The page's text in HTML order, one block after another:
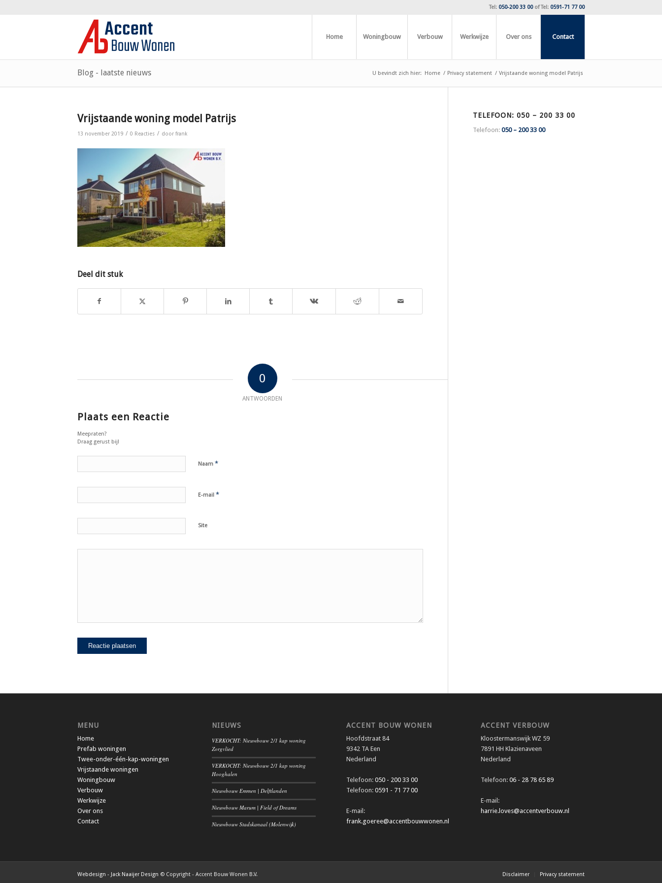
Tel: 050-200 33 00ofTel: 0591-71 77 00
Home Woningbouw Verbouw Werkwijze Over ons Contact
Blog - laatste nieuws U bevindt zich hier: Home / Privacy statement / Vrijstaande woning model Patrijs
Vrijstaande woning model Patrijs
13 november 2019 / 0 Reacties / door frank
Deel dit stuk
0
ANTWOORDEN
Plaats een Reactie
Meepraten?
Draag gerust bij!
Naam *
E-mail *
Site
TELEFOON: 050 – 200 33 00
Telefoon:050 – 200 33 00
MENU
Home
Prefab woningen
Twee-onder-één-kap-woningen
Vrijstaande woningen
Woningbouw
Verbouw
Werkwijze
Over ons
Contact
NIEUWS
VERKOCHT: Nieuwbouw 2/1 kap woning
Zorgvlied
VERKOCHT: Nieuwbouw 2/1 kap woning
Hooghalen
Nieuwbouw Emmen | Delftlanden
Nieuwbouw Marum | Field of Dreams
Nieuwbouw Stadskanaal (Molenwijk)
ACCENT BOUW WONEN
Hoofdstraat 84
9342 TA Een
Nederland
Telefoon: 050 - 200 33 00
Telefoon: 0591 - 71 77 00
E-mail:
frank.goeree@accentbouwwonen.nl
ACCENT VERBOUW
Kloostermanswijk WZ 59
7891 HH Klazienaveen
Nederland
Telefoon:06 - 28 78 65 89
E-mail:
harrie.loves@accentverbouw.nl
Webdesign - Jack Naaijer Design © Copyright - Accent Bouw Wonen B.V. Disclaimer Privacy statement